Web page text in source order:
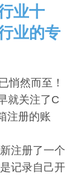
业十
业的专
悄然而至！
就关注了C
注册的账
注册了一个
记录自己开